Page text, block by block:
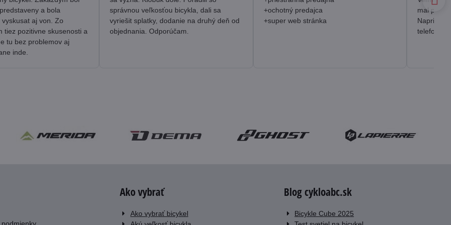
a bola
aj von. Zo
tiez pozitivne skusenosti a
tu bez problemov aj
inde.
správnou veľkosťou bicykla, dali sa
vyriešit splatky, dodanie na druhý deň od
objednania. Odporúčam.
+ochotný predajca
+super web stránka
mal
Napriek
Ako vybrať
Ako vybrať bicykel
Blog cykloabc.sk
Bicykle Cube 2025